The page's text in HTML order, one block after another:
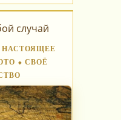
случай
НАСТОЯЩЕЕ
⬥ СВОЁ